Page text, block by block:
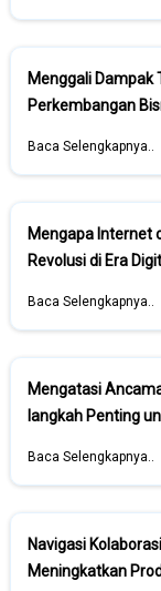
Menggali Dampak
Perkembangan
Baca Selengkapnya..
Mengapa Internet
Revolusi di Era
Baca Selengkapnya..
Mengatasi
langkah Penting
Baca Selengkapnya..
Navigasi
Meningkatkan